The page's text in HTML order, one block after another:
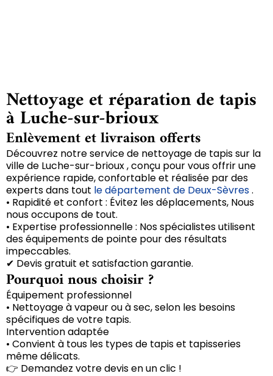
Nettoyage et réparation de tapis
à Luche-sur-brioux
Enlèvement et livraison offerts
Découvrez notre service de nettoyage de tapis sur la
ville de Luche-sur-brioux , conçu pour vous offrir une
expérience rapide, confortable et réalisée par des
experts dans tout le département de Deux-Sèvres.
• Rapidité et confort : Évitez les déplacements, Nous
nous occupons de tout.
• Expertise professionnelle : Nos spécialistes utilisent
des équipements de pointe pour des résultats
impeccables.
✔ Devis gratuit et satisfaction garantie.
Pourquoi nous choisir ?
Équipement professionnel
• Nettoyage à vapeur ou à sec, selon les besoins
spécifiques de votre tapis.
Intervention adaptée
• Convient à tous les types de tapis et tapisseries
même délicats.
👉 Demandez votre devis en un clic !